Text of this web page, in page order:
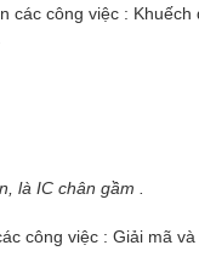
các công việc :
là IC chân gầm .
công việc : Giải mã